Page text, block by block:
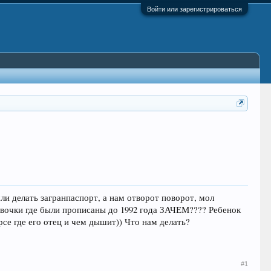
Войти или зарегистрироваться
делать загранпаспорт, а нам отворот поворот, мол
где были прописаны до 1992 года ЗАЧЕМ???? Ребенок
где его отец и чем дышит)) Что нам делать?
#1